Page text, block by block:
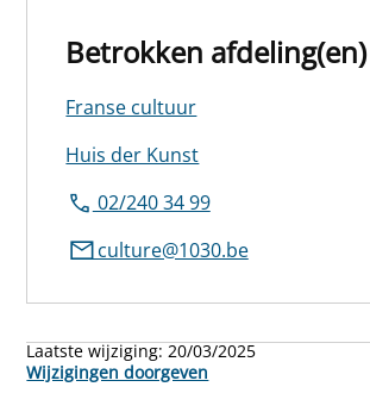
Betrokken afdeling(en)
Franse cultuur
Huis der Kunst
02/240 34 99
culture@1030.be
Laatste wijziging:20/03/2025
Wijzigingen doorgeven